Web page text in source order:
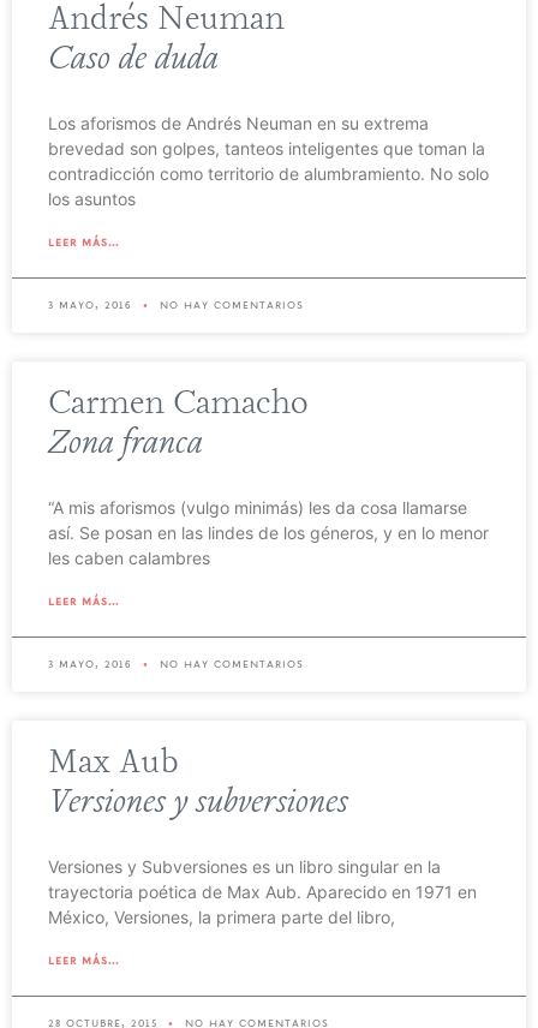
Andrés Neuman
Caso de duda
Los aforismos de Andrés Neuman en su extrema
brevedad son golpes, tanteos inteligentes que toman la
contradicción como territorio de alumbramiento. No solo
los asuntos
leer más...
3 mayo, 2016 no hay comentarios
Carmen Camacho
Zona franca
“A mis aforismos (vulgo minimás) les da cosa llamarse
así. Se posan en las lindes de los géneros, y en lo menor
les caben calambres
leer más...
3 mayo, 2016 no hay comentarios
Max Aub
Versiones y subversiones
Versiones y Subversiones es un libro singular en la
trayectoria poética de Max Aub. Aparecido en 1971 en
México, Versiones, la primera parte del libro,
leer más...
28 octubre, 2015 no hay comentarios